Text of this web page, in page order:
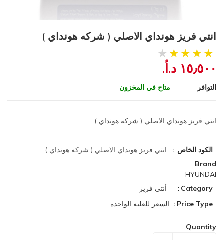
انتي فريز هونداي الاصلي ( شركه هونداي )
١٥٫٥٠٠ د.أ.‏
التوافر متاح في المخزون
انتي فريز هونداي الاصلي ( شركه هونداي )
الكود الخاص
انتي فريز هونداي الاصلي ( شركه هونداي )
Brand
HYUNDAI
Category
أنتي فريز
Price Type
السعر للعلبه الواحده
Quantity